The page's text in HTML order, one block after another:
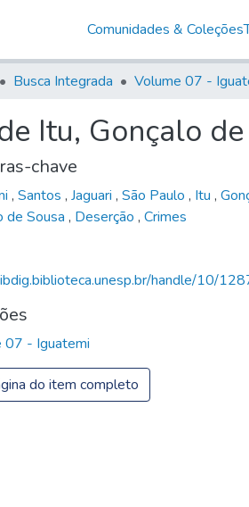
Comunidades & Coleções
Busca Integrada Volume 07 -
Itu, Gonçalo
chave
, Santos , Jaguari , São Paulo , Itu ,
de Sousa , Deserção , Crimes
handle/10/
07 - Iguatemi
do item completo